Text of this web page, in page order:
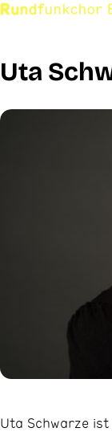
Uta
Uta Schwarze